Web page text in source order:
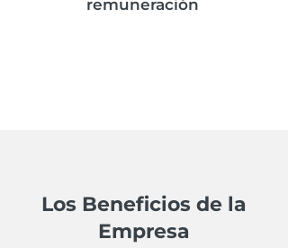
remuneración
Los Beneficios de la
Empresa